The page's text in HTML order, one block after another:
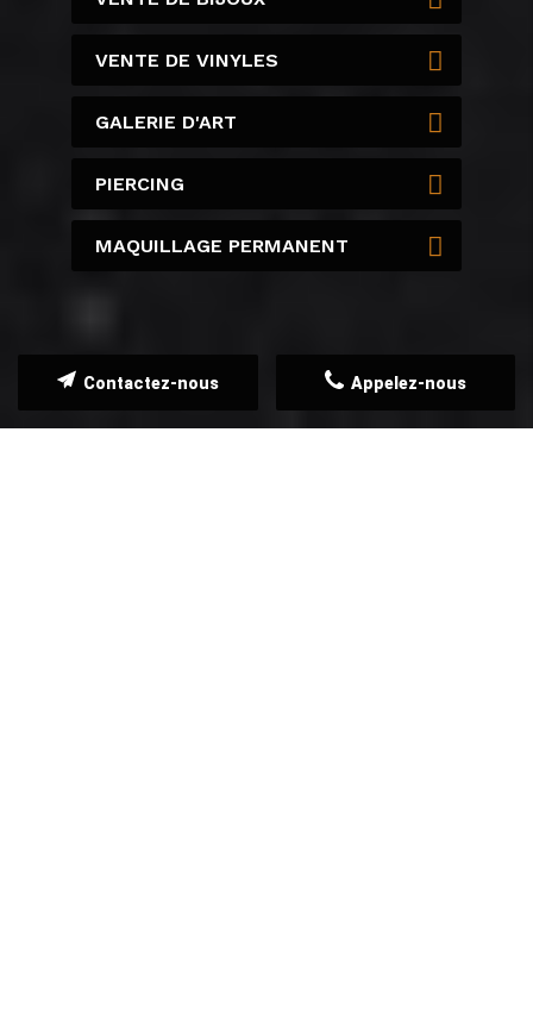
VENTE DE VINYLES
GALERIE D'ART
PIERCING
MAQUILLAGE PERMANENT
Appelez-nous
Contactez-nous